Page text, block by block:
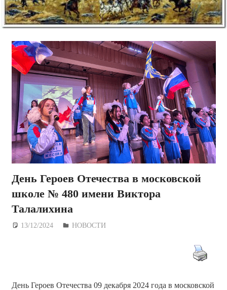
День Героев Отечества в московской
школе № 480 имени Виктора
Талалихина
13/12/2024 Дежурный по Редакции
НОВОСТИ
День Героев Отечества 09 декабря 2024 года в московской